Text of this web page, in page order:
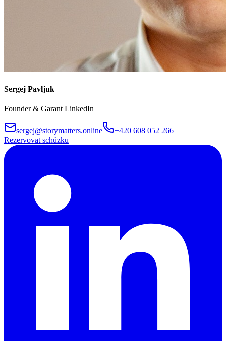
Sergej Pavljuk
Founder & Garant LinkedIn
sergej@storymatters.online
+420 608 052 266
Rezervovat schůzku